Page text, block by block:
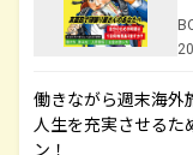
働きながら週末海外
人生を充実させるた
ン！